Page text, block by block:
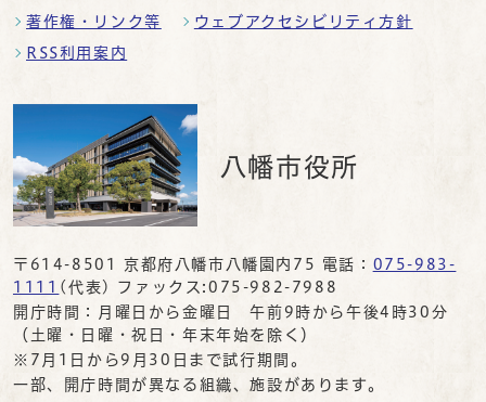
著作権・リンク等 ウェブアクセシビリティ方針
RSS利用案内
八幡市役所
〒614-8501 京都府八幡市八幡園内75 電話： 075-983-
1111 (代表) ファックス:075-982-7988
開庁時間：月曜日から金曜日 午前9時から午後4時30分
（土曜・日曜・祝日・年末年始を除く）
※7月1日から9月30日まで試行期間。
一部、開庁時間が異なる組織、施設があります。